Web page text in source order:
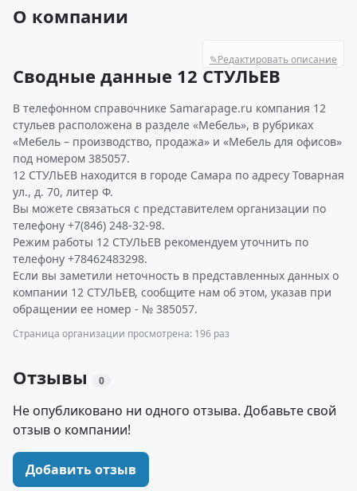
О компании
✎Редактировать описание
Сводные данные 12 СТУЛЬЕВ
В телефонном справочнике Samarapage.ru компания 12
стульев расположена в разделе «Мебель», в рубриках
«Мебель – производство, продажа» и «Мебель для офисов»
под номером 385057.
12 СТУЛЬЕВ находится в городе Самара по адресу Товарная
ул., д. 70, литер Ф.
Вы можете связаться с представителем организации по
телефону +7(846) 248-32-98.
Режим работы 12 СТУЛЬЕВ рекомендуем уточнить по
телефону +78462483298.
Если вы заметили неточность в представленных данных о
компании 12 СТУЛЬЕВ, сообщите нам об этом, указав при
обращении ее номер - № 385057.
Страница организации просмотрена: 196 раз
Отзывы 0
Не опубликовано ни одного отзыва. Добавьте свой
отзыв о компании!
Добавить отзыв